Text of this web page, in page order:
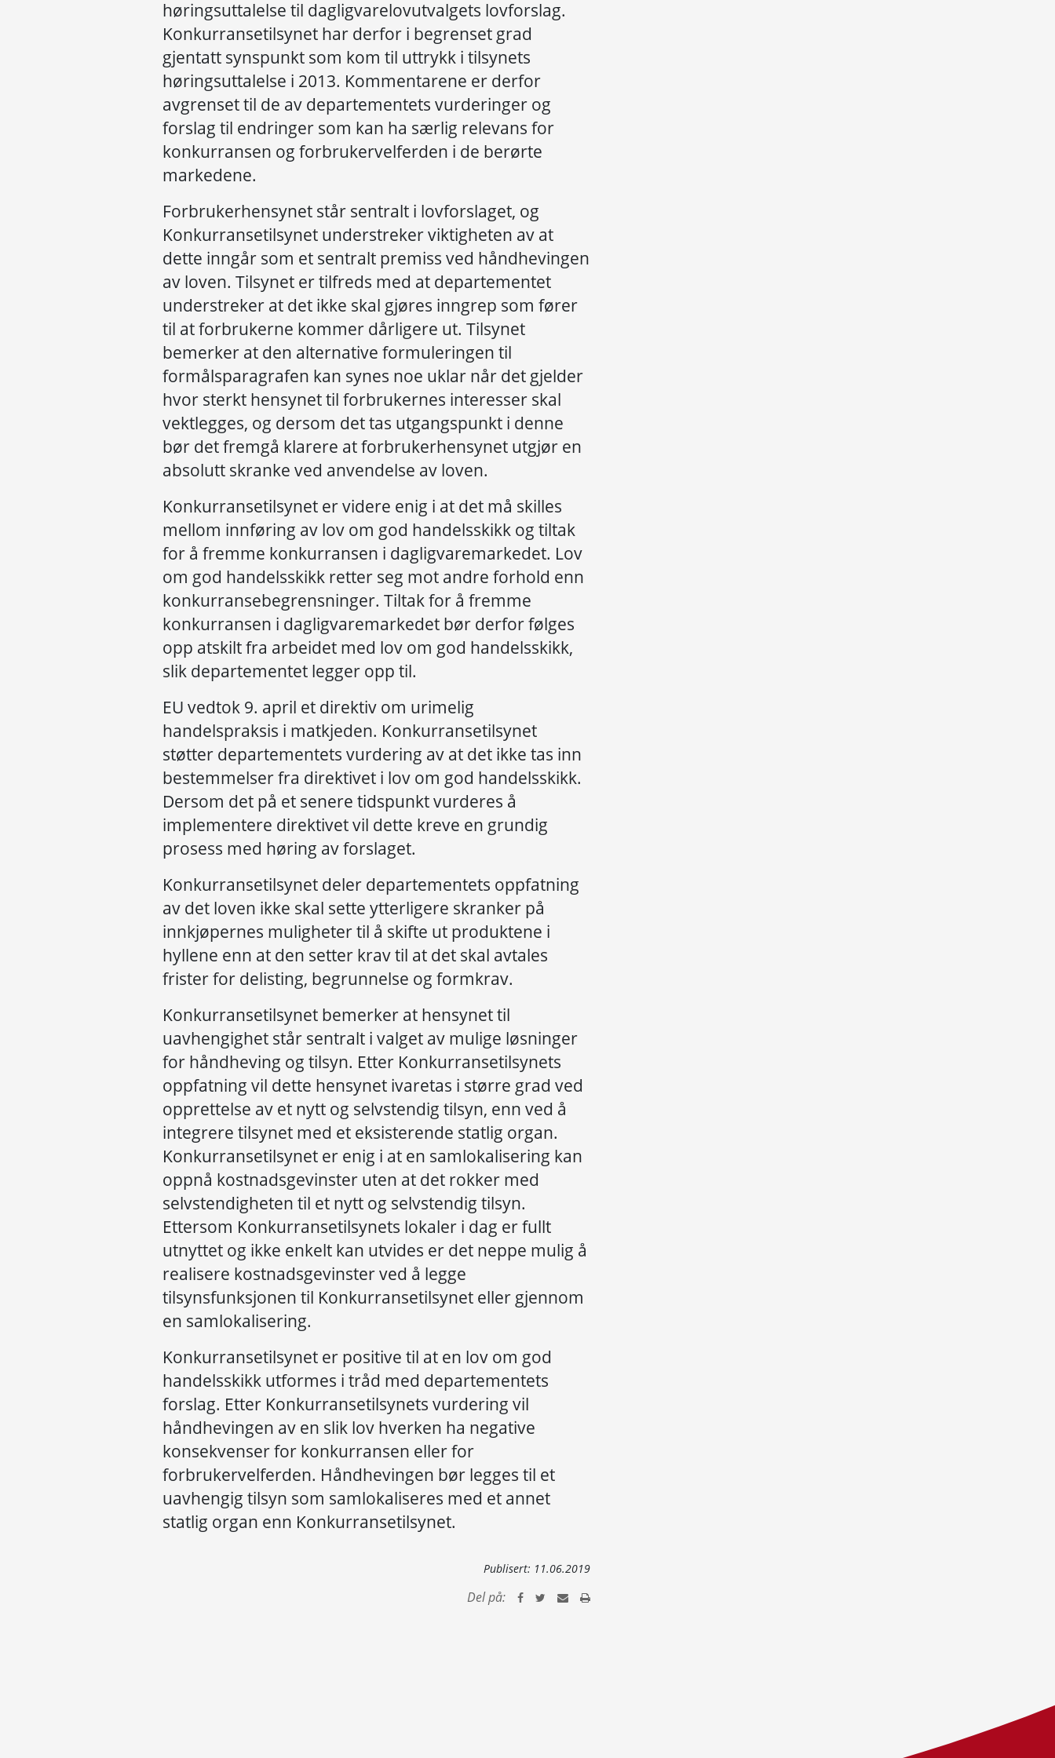
høringsuttalelse til dagligvarelovutvalgets lovforslag.
Konkurransetilsynet har derfor i begrenset grad
gjentatt synspunkt som kom til uttrykk i tilsynets
høringsuttalelse i 2013. Kommentarene er derfor
avgrenset til de av departementets vurderinger og
forslag til endringer som kan ha særlig relevans for
konkurransen og forbrukervelferden i de berørte
markedene.
Forbrukerhensynet står sentralt i lovforslaget, og
Konkurransetilsynet understreker viktigheten av at
dette inngår som et sentralt premiss ved håndhevingen
av loven. Tilsynet er tilfreds med at departementet
understreker at det ikke skal gjøres inngrep som fører
til at forbrukerne kommer dårligere ut. Tilsynet
bemerker at den alternative formuleringen til
formålsparagrafen kan synes noe uklar når det gjelder
hvor sterkt hensynet til forbrukernes interesser skal
vektlegges, og dersom det tas utgangspunkt i denne
bør det fremgå klarere at forbrukerhensynet utgjør en
absolutt skranke ved anvendelse av loven.
Konkurransetilsynet er videre enig i at det må skilles
mellom innføring av lov om god handelsskikk og tiltak
for å fremme konkurransen i dagligvaremarkedet. Lov
om god handelsskikk retter seg mot andre forhold enn
konkurransebegrensninger. Tiltak for å fremme
konkurransen i dagligvaremarkedet bør derfor følges
opp atskilt fra arbeidet med lov om god handelsskikk,
slik departementet legger opp til.
EU vedtok 9. april et direktiv om urimelig
handelspraksis i matkjeden. Konkurransetilsynet
støtter departementets vurdering av at det ikke tas inn
bestemmelser fra direktivet i lov om god handelsskikk.
Dersom det på et senere tidspunkt vurderes å
implementere direktivet vil dette kreve en grundig
prosess med høring av forslaget.
Konkurransetilsynet deler departementets oppfatning
av det loven ikke skal sette ytterligere skranker på
innkjøpernes muligheter til å skifte ut produktene i
hyllene enn at den setter krav til at det skal avtales
frister for delisting, begrunnelse og formkrav.
Konkurransetilsynet bemerker at hensynet til
uavhengighet står sentralt i valget av mulige løsninger
for håndheving og tilsyn. Etter Konkurransetilsynets
oppfatning vil dette hensynet ivaretas i større grad ved
opprettelse av et nytt og selvstendig tilsyn, enn ved å
integrere tilsynet med et eksisterende statlig organ.
Konkurransetilsynet er enig i at en samlokalisering kan
oppnå kostnadsgevinster uten at det rokker med
selvstendigheten til et nytt og selvstendig tilsyn.
Ettersom Konkurransetilsynets lokaler i dag er fullt
utnyttet og ikke enkelt kan utvides er det neppe mulig å
realisere kostnadsgevinster ved å legge
tilsynsfunksjonen til Konkurransetilsynet eller gjennom
en samlokalisering.
Konkurransetilsynet er positive til at en lov om god
handelsskikk utformes i tråd med departementets
forslag. Etter Konkurransetilsynets vurdering vil
håndhevingen av en slik lov hverken ha negative
konsekvenser for konkurransen eller for
forbrukervelferden. Håndhevingen bør legges til et
uavhengig tilsyn som samlokaliseres med et annet
statlig organ enn Konkurransetilsynet.
Publisert: 11.06.2019
Del på: